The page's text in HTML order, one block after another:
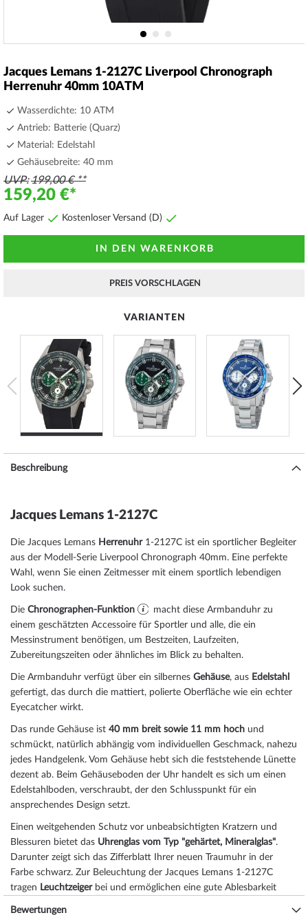
der
Bildergalerie
springen
Jacques Lemans 1-2127C Liverpool Chronograph
Herrenuhr 40mm 10ATM
Wasserdichte: 10 ATM
Antrieb: Batterie (Quarz)
Material: Edelstahl
Gehäusebreite: 40 mm
UVP 199,00 €
159,20 €
Auf Lager Kostenloser Versand (D)
IN DEN WARENKORB
PREIS VORSCHLAGEN
VARIANTEN
Beschreibung
Jacques Lemans 1-2127C
Die Jacques Lemans Herrenuhr1-2127C ist ein sportlicher Begleiter
aus der Modell-Serie Liverpool Chronograph 40mm. Eine perfekte
Wahl, wenn Sie einen Zeitmesser mit einem sportlich lebendigen
Look suchen.
Die Chronographen-Funktion
macht diese Armbanduhr zu
einem geschätzten Accessoire für Sportler und alle, die ein
Messinstrument benötigen, um Bestzeiten, Laufzeiten,
Zubereitungszeiten oder ähnliches im Blick zu behalten.
Die Armbanduhr verfügt über ein silbernes Gehäuse, aus Edelstahl
gefertigt, das durch die mattiert, polierte Oberfläche wie ein echter
Eyecatcher wirkt.
Das runde Gehäuse ist 40 mm breit sowie 11 mm hoch und
schmückt, natürlich abhängig vom individuellen Geschmack, nahezu
jedes Handgelenk. Vom Gehäuse hebt sich die feststehende Lünette
dezent ab. Beim Gehäuseboden der Uhr handelt es sich um einen
Edelstahlboden, verschraubt, der den Schlusspunkt für ein
ansprechendes Design setzt.
Einen weitgehenden Schutz vor unbeabsichtigten Kratzern und
Blessuren bietet das Uhrenglas vom Typ "gehärtet, Mineralglas".
Darunter zeigt sich das Zifferblatt Ihrer neuen Traumuhr in der
Farbe schwarz. Zur Beleuchtung der Jacques Lemans 1-2127C
tragen Leuchtzeigerbei und ermöglichen eine gute Ablesbarkeit
Bewertungen